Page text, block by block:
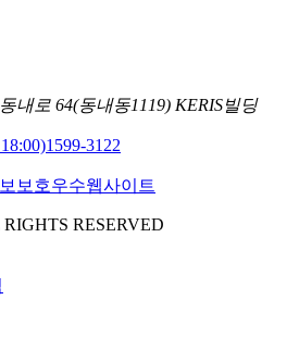
내로 64(동내동1119) KERIS빌딩
1599-3122
RESERVED